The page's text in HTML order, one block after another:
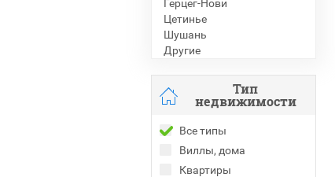
Герцег-Нови
Цетинье
Шушань
Другие
Тип
недвижимости
Все типы
Виллы, дома
Квартиры